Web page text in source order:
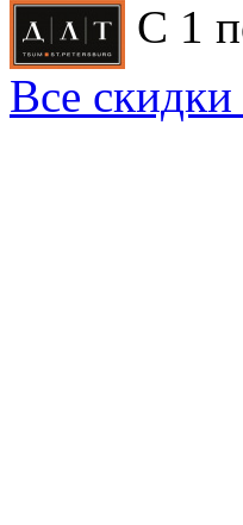
С 1
Все скидки